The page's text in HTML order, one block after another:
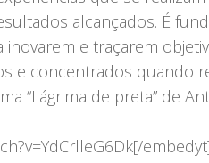
alcançados. É
e traçarem
e concentrados quando
“Lágrima de preta” de